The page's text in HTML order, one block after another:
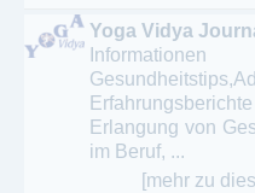
Yoga Vidya
Erlangung von
im Beruf, ...
[mehr zu